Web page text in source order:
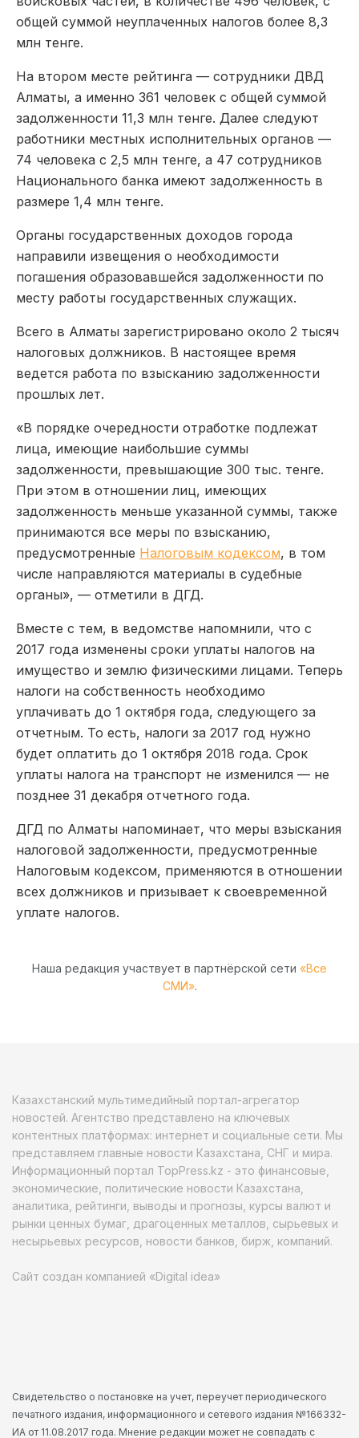
общей суммой неуплаченных налогов более 8,3
млн тенге.
На втором месте рейтинга — сотрудники ДВД
Алматы, а именно 361 человек с общей суммой
задолженности 11,3 млн тенге. Далее следуют
работники местных исполнительных органов —
74 человека с 2,5 млн тенге, а 47 сотрудников
Национального банка имеют задолженность в
размере 1,4 млн тенге.
Органы государственных доходов города
направили извещения о необходимости
погашения образовавшейся задолженности по
месту работы государственных служащих.
Всего в Алматы зарегистрировано около 2 тысяч
налоговых должников. В настоящее время
ведется работа по взысканию задолженности
прошлых лет.
«В порядке очередности отработке подлежат
лица, имеющие наибольшие суммы
задолженности, превышающие 300 тыс. тенге.
При этом в отношении лиц, имеющих
задолженность меньше указанной суммы, также
принимаются все меры по взысканию,
предусмотренные Налоговым кодексом, в том
числе направляются материалы в судебные
органы», — отметили в ДГД.
Вместе с тем, в ведомстве напомнили, что с
2017 года изменены сроки уплаты налогов на
имущество и землю физическими лицами. Теперь
налоги на собственность необходимо
уплачивать до 1 октября года, следующего за
отчетным. То есть, налоги за 2017 год нужно
будет оплатить до 1 октября 2018 года. Срок
уплаты налога на транспорт не изменился — не
позднее 31 декабря отчетного года.
ДГД по Алматы напоминает, что меры взыскания
налоговой задолженности, предусмотренные
Налоговым кодексом, применяются в отношении
всех должников и призывает к своевременной
уплате налогов.
Наша редакция участвует в партнёрской сети «Все
СМИ».
Казахстанский мультимедийный портал-агрегатор
новостей. Агентство представлено на ключевых
контентных платформах: интернет и социальные сети. Мы
представляем главные новости Казахстана, СНГ и мира.
Информационный портал TopPress.kz - это финансовые,
экономические, политические новости Казахстана,
аналитика, рейтинги, выводы и прогнозы, курсы валют и
рынки ценных бумаг, драгоценных металлов, сырьевых и
несырьевых ресурсов, новости банков, бирж, компаний.
Сайт создан компанией «Digital idea»
Свидетельство о постановке на учет, переучет периодического
печатного издания, информационного и сетевого издания №166332-
ИА от 11.08.2017 года. Мнение редакции может не совпадать с